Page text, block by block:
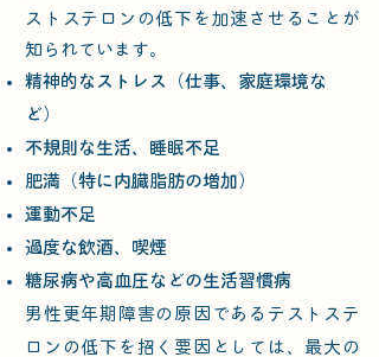
ストステロンの低下を加速させることが
知られています。
精神的なストレス（仕事、家庭環境な
ど）
不規則な生活、睡眠不足
肥満（特に内臓脂肪の増加）
運動不足
過度な飲酒、喫煙
糖尿病や高血圧などの生活習慣病
男性更年期障害の原因であるテストステ
ロンの低下を招く要因としては、最大の